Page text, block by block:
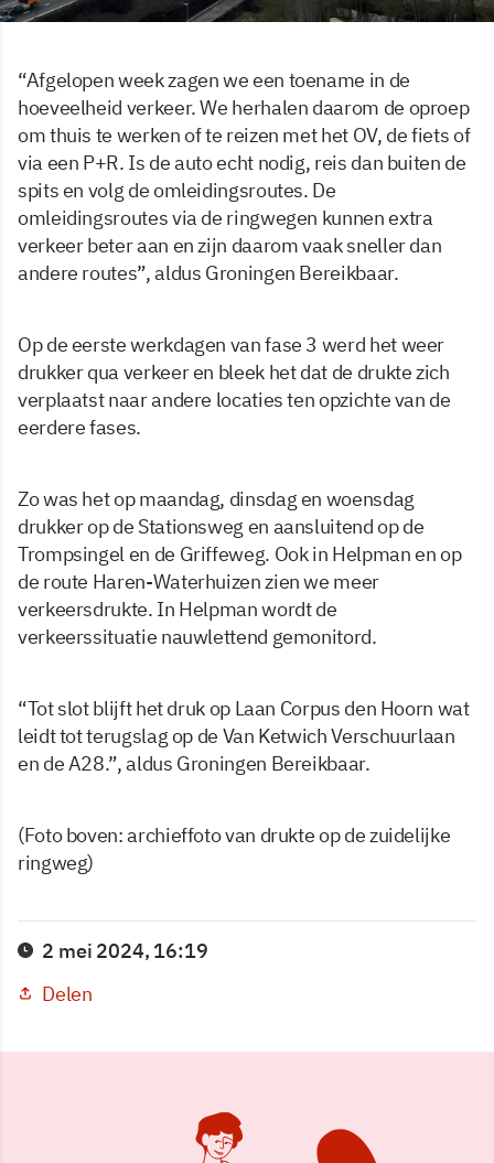
“Afgelopen week zagen we een toename in de
hoeveelheid verkeer. We herhalen daarom de oproep
om thuis te werken of te reizen met het OV, de fiets of
via een P+R. Is de auto echt nodig, reis dan buiten de
spits en volg de omleidingsroutes. De
omleidingsroutes via de ringwegen kunnen extra
verkeer beter aan en zijn daarom vaak sneller dan
andere routes”, aldus Groningen Bereikbaar.
Op de eerste werkdagen van fase 3 werd het weer
drukker qua verkeer en bleek het dat de drukte zich
verplaatst naar andere locaties ten opzichte van de
eerdere fases.
Zo was het op maandag, dinsdag en woensdag
drukker op de Stationsweg en aansluitend op de
Trompsingel en de Griffeweg. Ook in Helpman en op
de route Haren-Waterhuizen zien we meer
verkeersdrukte. In Helpman wordt de
verkeerssituatie nauwlettend gemonitord.
“Tot slot blijft het druk op Laan Corpus den Hoorn wat
leidt tot terugslag op de Van Ketwich Verschuurlaan
en de A28.”, aldus Groningen Bereikbaar.
(Foto boven: archieffoto van drukte op de zuidelijke
ringweg)
2 mei 2024, 16:19
Delen